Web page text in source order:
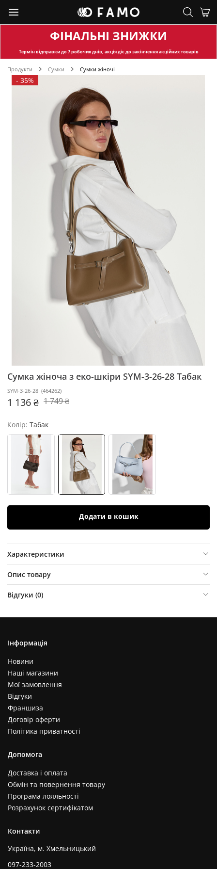
ФІНАЛЬНІ ЗНИЖКИ
Термін відправкидо 7 робочих днів, акція діє до закінчення акційних товарів
Продукти Сумки Сумки жіночі
- 35%
Сумка жіноча з еко-шкіри SYM-3-26-28 Табак
SYM-3-26-28 (464262)
1 136 ₴ 1 749 ₴
Колір: Табак
Додати в кошик
Характеристики
Опис товару
Відгуки (0)
Інформація
Новини
Наші магазини
Мої замовлення
Відгуки
Франшиза
Договір оферти
Політика приватності
Допомога
Доставка і оплата
Обмін та повернення товару
Програма лояльності
Розрахунок сертифікатом
Контакти
Україна, м. Хмельницький
097-233-2003